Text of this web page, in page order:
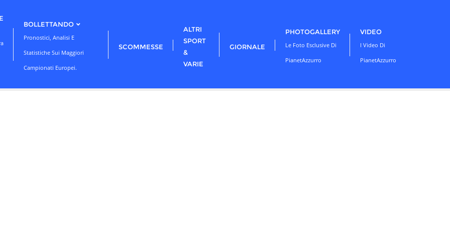
BOLLETTANDO
Pronostici, Analisi E
Statistiche Sui Maggiori
Campionati Europei.
SCOMMESSE
ALTRI
SPORT
&
VARIE
GIORNALE
PHOTOGALLERY
Le Foto Esclusive Di
PianetAzzurro
VIDEO
I Video Di
PianetAzzurro